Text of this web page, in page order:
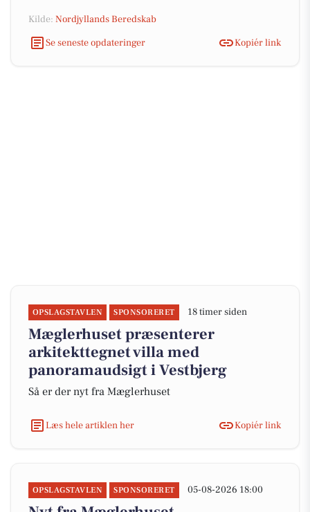
Kilde: Nordjyllands Beredskab
Se seneste opdateringer
Kopiér link
OPSLAGSTAVLEN SPONSORERET 18 timer siden
Mæglerhuset præsenterer
arkitekttegnet villa med
panoramaudsigt i Vestbjerg
Så er der nyt fra Mæglerhuset
Læs hele artiklen her Kopiér link
OPSLAGSTAVLEN SPONSORERET 05-08-2026 18:00